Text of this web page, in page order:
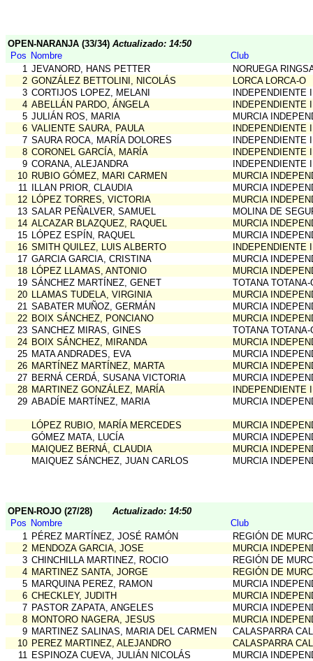
OPEN-NARANJA (33/34) Actualizado: 14:50
Pos Nombre
Club
1 JEVANORD, HANS PETTER
NORUEGA
2 GONZÁLEZ BETTOLINI, NICOLÁS
LORCA LORCA-O
3 CORTIJOS LOPEZ, MELANI
INDEPENDIENTE
4 ABELLÁN PARDO, ÁNGELA
INDEPENDIENTE
5 JULIÁN ROS, MARIA
MURCIA
6 VALIENTE SAURA, PAULA
INDEPENDIENTE
7 SAURA ROCA, MARÍA DOLORES
INDEPENDIENTE
8 CORONEL GARCÍA, MARÍA
INDEPENDIENTE
9 CORANA, ALEJANDRA
INDEPENDIENTE
10 RUBIO GÓMEZ, MARI CARMEN
MURCIA
11
ILLAN PRIOR, CLAUDIA
MURCIA
12 LÓPEZ TORRES, VICTORIA
MURCIA
13 SALAR PEÑALVER, SAMUEL
MOLINA DE
14 ALCAZAR BLAZQUEZ, RAQUEL
MURCIA
15 LÓPEZ ESPÍN, RAQUEL
MURCIA
16 SMITH QUILEZ, LUIS ALBERTO
INDEPENDIENTE
17 GARCIA GARCIA, CRISTINA
MURCIA
18 LÓPEZ LLAMAS, ANTONIO
MURCIA
19 SÁNCHEZ MARTÍNEZ, GENET
TOTANA TOTANA-
20 LLAMAS TUDELA, VIRGINIA
MURCIA
21 SABATER MUÑOZ, GERMÁN
MURCIA
22 BOIX SÁNCHEZ, PONCIANO
MURCIA
23 SANCHEZ MIRAS, GINES
TOTANA TOTANA-
24 BOIX SÁNCHEZ, MIRANDA
MURCIA
25 MATA ANDRADES, EVA
MURCIA
26 MARTÍNEZ MARTÍNEZ, MARTA
MURCIA
27 BERNÁ CERDÁ, SUSANA VICTORIA
MURCIA
28 MARTINEZ GONZÁLEZ, MARÍA
INDEPENDIENTE
29 ABADÍE MARTÍNEZ, MARIA MURCIA
LÓPEZ RUBIO, MARÍA MERCEDES
MURCIA
GÓMEZ MATA, LUCÍA
MURCIA
MAIQUEZ BERNÁ, CLAUDIA
MURCIA
MAIQUEZ SÁNCHEZ, JUAN CARLOS
MURCIA
OPEN-ROJO (27/28)
Actualizado: 14:50
Pos Nombre
Club
1 PÉREZ MARTÍNEZ, JOSÉ RAMÓN
REGIÓN DE
2 MENDOZA GARCIA, JOSE
MURCIA
3 CHINCHILLA MARTINEZ, ROCIO
REGIÓN DE
4 MARTINEZ SANTA, JORGE
REGIÓN DE
5 MARQUINA PEREZ, RAMON
MURCIA
6 CHECKLEY, JUDITH
MURCIA
7 PASTOR ZAPATA, ANGELES
MURCIA
8 MONTORO NAGERA, JESUS
MURCIA
9 MARTINEZ SALINAS, MARIA DEL CARMEN
CALASPARRA
10 PEREZ MARTINEZ, ALEJANDRO
CALASPARRA
11 ESPINOZA CUEVA, JULIÁN NICOLÁS
MURCIA